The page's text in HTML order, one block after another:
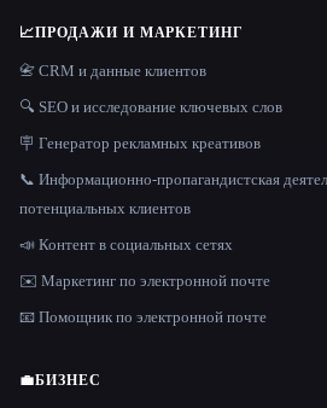
📈ПРОДАЖИ И МАРКЕТИНГ
📇 CRM и данные клиентов
🔍 SEO и исследование ключевых слов
🪧 Генератор рекламных креативов
📞 Информационно-пропагандистская
потенциальных клиентов
📣 Контент в социальных сетях
✉️ Маркетинг по электронной почте
📧 Помощник по электронной почте
💼БИЗНЕС